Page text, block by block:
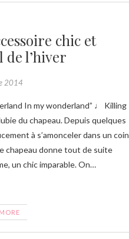
chic et
l’hiver
2014
In my wonderland” ♩ Killing
du chapeau. Depuis quelques
à s’amonceler dans un coin
chapeau donne tout de suite
un chic imparable. On…